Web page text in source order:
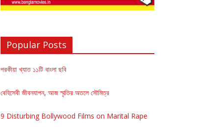
Popular Posts
পরকীয়া খ্যাত ১১টি বাংলা ছবি
বেহিসেবী জীবনযাপন, আজ স্মৃতির অতলে সৌমিত্র
9 Disturbing Bollywood Films on Marital Rape